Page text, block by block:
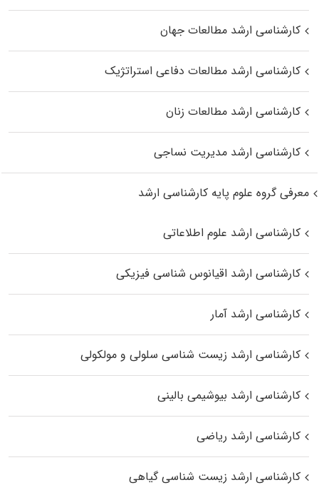
کارشناسی ارشد مطالعات جهان
کارشناسی ارشد مطالعات دفاعی استراتژیک
کارشناسی ارشد مطالعات زنان
کارشناسی ارشد مدیریت نساجی
معرفی گروه علوم پایه کارشناسی ارشد
کارشناسی ارشد علوم اطلاعاتی
کارشناسی ارشد اقیانوس‌ شناسی فیزیکی
کارشناسی ارشد آمار
کارشناسی ارشد زیست شناسی سلولی و مولکولی
کارشناسی ارشد بیوشیمی بالینی
کارشناسی ارشد ریاضی
کارشناسی ارشد زیست‌ شناسی گیاهی